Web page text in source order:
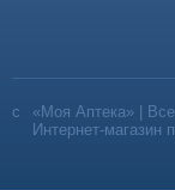
«Моя Аптека» |
Интернет-магазин